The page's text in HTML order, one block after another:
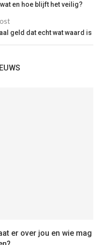
en hoe blijft het veilig?
geld dat echt wat waard is
er over jou en wie mag